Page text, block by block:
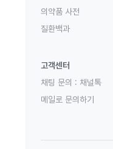
의약품 사전
질환백과
고객센터
채팅 문의 : 채널톡
메일로 문의하기